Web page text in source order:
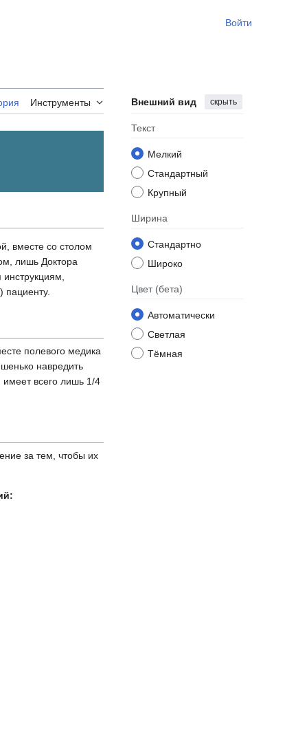
Войти
Инструменты Внешний вид скрыть
Текст
Мелкий
Стандартный
Крупный
Ширина
Стандартно
Широко
Цвет (бета)
Автоматически
Светлая
Тёмная
вместе со столом
лишь Доктора
полевого медика
навредить
всего лишь 1/4
за тем, чтобы их